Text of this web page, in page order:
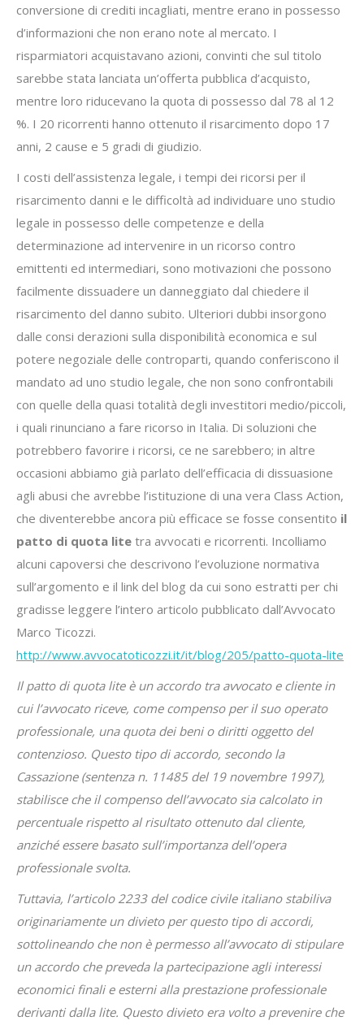
conversione di crediti incagliati, mentre erano in possesso
d’informazioni che non erano note al mercato. I
risparmiatori acquistavano azioni, convinti che sul titolo
sarebbe stata lanciata un’offerta pubblica d’acquisto,
mentre loro riducevano la quota di possesso dal 78 al 12
%. I 20 ricorrenti hanno ottenuto il risarcimento dopo 17
anni, 2 cause e 5 gradi di giudizio.
I costi dell’assistenza legale, i tempi dei ricorsi per il
risarcimento danni e le difficoltà ad individuare uno studio
legale in possesso delle competenze e della
determinazione ad intervenire in un ricorso contro
emittenti ed intermediari, sono motivazioni che possono
facilmente dissuadere un danneggiato dal chiedere il
risarcimento del danno subito. Ulteriori dubbi insorgono
dalle consi derazioni sulla disponibilità economica e sul
potere negoziale delle controparti, quando conferiscono il
mandato ad uno studio legale, che non sono confrontabili
con quelle della quasi totalità degli investitori medio/piccoli,
i quali rinunciano a fare ricorso in Italia. Di soluzioni che
potrebbero favorire i ricorsi, ce ne sarebbero; in altre
occasioni abbiamo già parlato dell’efficacia di dissuasione
agli abusi che avrebbe l’istituzione di una vera Class Action,
che diventerebbe ancora più efficace se fosse consentito il
patto di quota lite tra avvocati e ricorrenti. Incolliamo
alcuni capoversi che descrivono l’evoluzione normativa
sull’argomento e il link del blog da cui sono estratti per chi
gradisse leggere l’intero articolo pubblicato dall’Avvocato
Marco Ticozzi.
http://www.avvocatoticozzi.it/it/blog/205/patto-quota-lite
Il patto di quota lite è un accordo tra avvocato e cliente in
cui l’avvocato riceve, come compenso per il suo operato
professionale, una quota dei beni o diritti oggetto del
contenzioso. Questo tipo di accordo, secondo la
Cassazione (sentenza n. 11485 del 19 novembre 1997),
stabilisce che il compenso dell’avvocato sia calcolato in
percentuale rispetto al risultato ottenuto dal cliente,
anziché essere basato sull’importanza dell’opera
professionale svolta.
Tuttavia, l’articolo 2233 del codice civile italiano stabiliva
originariamente un divieto per questo tipo di accordi,
sottolineando che non è permesso all’avvocato di stipulare
un accordo che preveda la partecipazione agli interessi
economici finali e esterni alla prestazione professionale
derivanti dalla lite. Questo divieto era volto a prevenire che